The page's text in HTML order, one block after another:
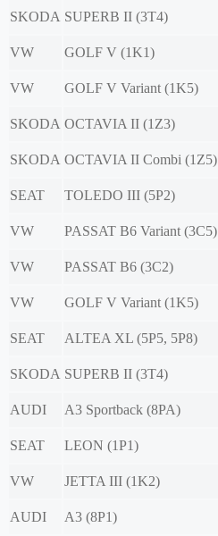
SKODA SUPERB II (3T4)
VW
GOLF V (1K1)
VW
GOLF V Variant (1K5)
SKODA OCTAVIA II (1Z3)
SKODA OCTAVIA II Combi (1Z5)
SEAT
TOLEDO III (5P2)
VW
PASSAT B6 Variant (3C5)
VW
PASSAT B6 (3C2)
VW
GOLF V Variant (1K5)
SEAT
ALTEA XL (5P5, 5P8)
SKODA SUPERB II (3T4)
AUDI
A3 Sportback (8PA)
SEAT
LEON (1P1)
VW
JETTA III (1K2)
AUDI
A3 (8P1)